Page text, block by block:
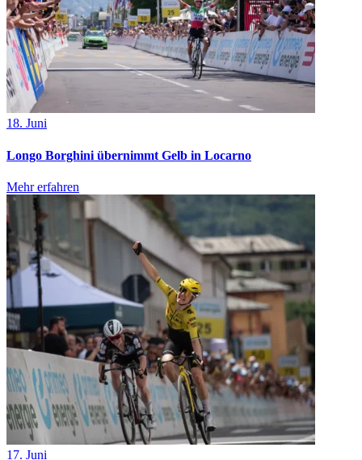
18. Juni
Longo Borghini übernimmt Gelb in Locarno
Mehr erfahren
17. Juni